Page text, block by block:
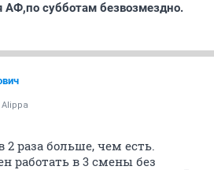
АФ,по субботам безвозмездно.
Alippa
2 раза больше, чем есть.
работать в 3 смены без